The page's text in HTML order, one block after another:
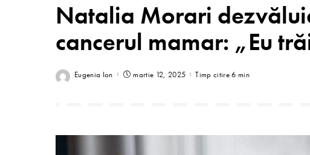
Natalia Morari
cancerul mamar: „Eu
Eugenia Ion martie 12, 2025 Timp citire 6 min